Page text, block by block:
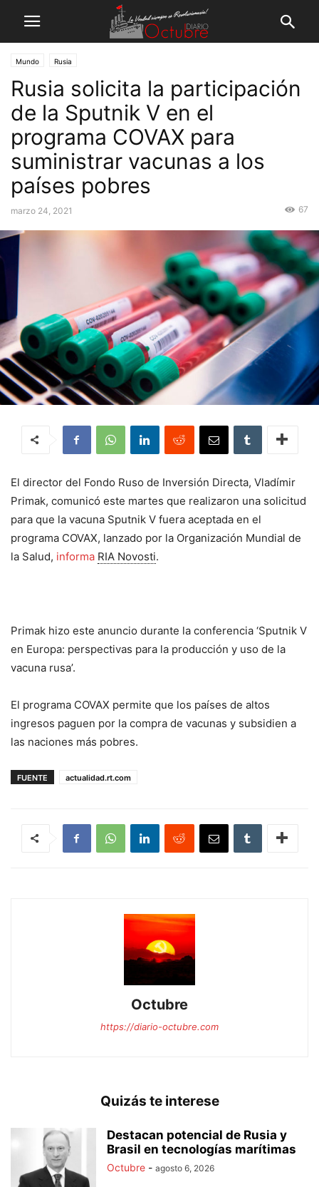
Mundo Rusia
Rusia solicita la participación
de la Sputnik V en el
programa COVAX para
suministrar vacunas a los
países pobres
marzo 24, 2021 67
El director del Fondo Ruso de Inversión Directa, Vladímir
Primak, comunicó este martes que realizaron una solicitud
para que la vacuna Sputnik V fuera aceptada en el
programa COVAX, lanzado por la Organización Mundial de
la Salud, informa RIA Novosti.
Primak hizo este anuncio durante la conferencia ‘Sputnik V
en Europa: perspectivas para la producción y uso de la
vacuna rusa’.
El programa COVAX permite que los países de altos
ingresos paguen por la compra de vacunas y subsidien a
las naciones más pobres.
FUENTE actualidad.rt.com
Octubre
https://diario-octubre.com
Quizás te interese
Destacan potencial de Rusia y
Brasil en tecnologías marítimas
Octubre - agosto 6, 2026